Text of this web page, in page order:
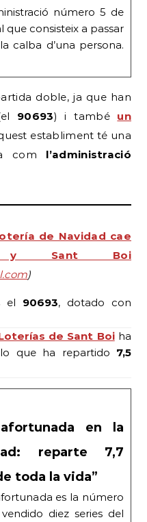
número 5 de
consisteix a passar
calba d’una persona.
doble, ja que han
90693) i també un
establiment té una
com l’administració
de Navidad cae
Sant Boi
)
el 90693, dotado con
de Sant Boiha
que ha repartido 7,5
en la
reparte 7,7
toda la vida”
es la número
diez series del